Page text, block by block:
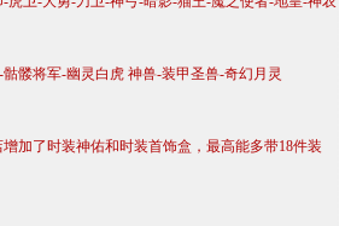
髅将军-幽灵白虎 神兽-装甲圣兽-奇幻月灵
增加了时装神佑和时装首饰盒，最高能多带18件装